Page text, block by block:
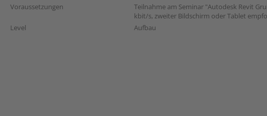
Voraussetzungen
Teilnahme am Seminar "Autodesk Revit
kbit/s, zweiter Bildschirm oder Tablet
Level
Aufbau